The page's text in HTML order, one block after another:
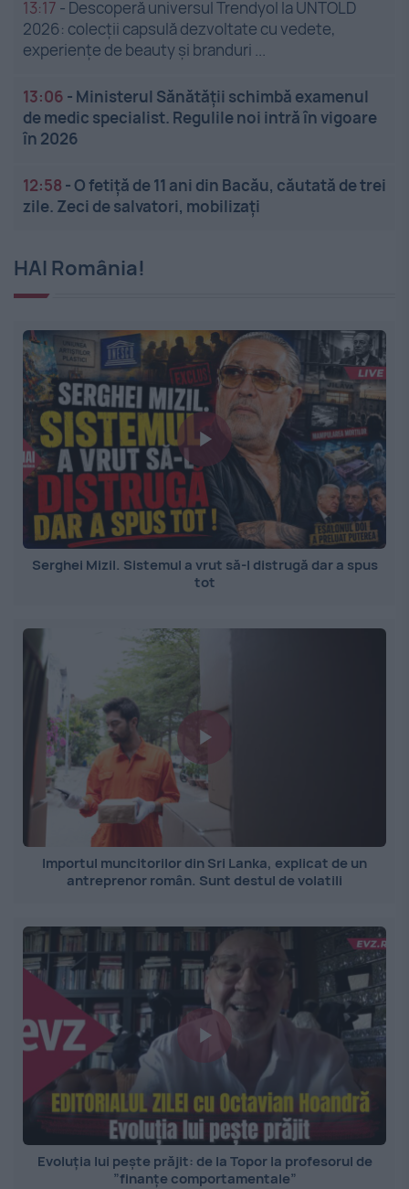
13:17 - Descoperă universul Trendyol la UNTOLD
2026: colecții capsulă dezvoltate cu vedete,
experiențe de beauty și branduri ...
13:06 - Ministerul Sănătății schimbă examenul
de medic specialist. Regulile noi intră în vigoare
în 2026
12:58 -O fetiță de 11 ani din Bacău, căutată de trei
zile. Zeci de salvatori, mobilizați
HAI România!
Serghei Mizil. Sistemul a vrut să-l distrugă dar a spus
tot
Importul muncitorilor din Sri Lanka, explicat de un
antreprenor român. Sunt destul de volatili
Evoluția lui pește prăjit: de la Topor la profesorul de
”finanțe comportamentale”